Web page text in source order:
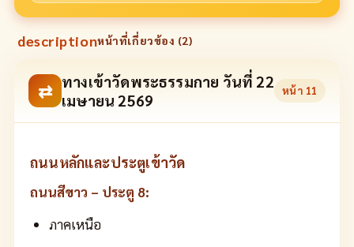
descriptionหน้าที่เกี่ยวข้อง (2)
⇄ ทางเข้าวัดพระธรรมกาย วันที่ 22
เมษายน 2569
หน้า 11
ถนนหลักและประตูเข้าวัด
ถนนสีขาว – ประตู 8:
ภาคเหนือ